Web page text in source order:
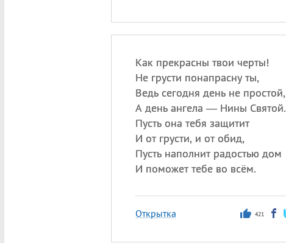
Как прекрасны твои черты!
Не грусти понапрасну ты,
Ведь сегодня день не простой,
А день ангела — Нины Святой.
Пусть она тебя защитит
И от грусти, и от обид,
Пусть наполнит радостью дом
И поможет тебе во всём.
Открытка 421